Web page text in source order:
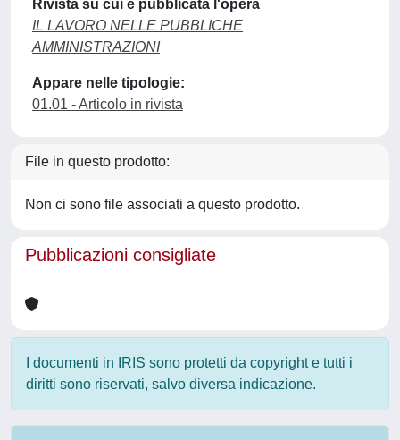
Rivista su cui è pubblicata l'opera
IL LAVORO NELLE PUBBLICHE
AMMINISTRAZIONI
Appare nelle tipologie:
01.01 - Articolo in rivista
File in questo prodotto:
Non ci sono file associati a questo prodotto.
Pubblicazioni consigliate
I documenti in IRIS sono protetti da copyright e tutti i
diritti sono riservati, salvo diversa indicazione.